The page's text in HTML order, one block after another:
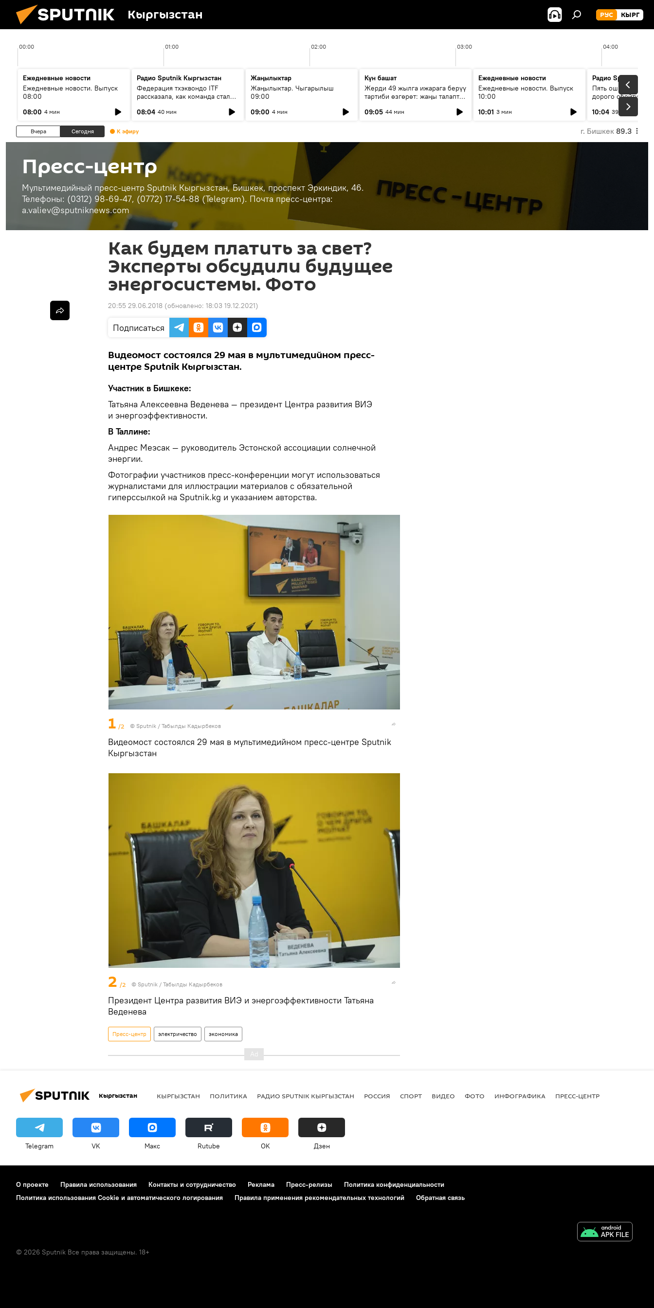
Кыргызстан РУС КЫРГ
00:00 01:00 02:00 03:00 04:00
Ежедневные новости
Ежедневные новости. Выпуск
08:00
08:00 4 мин
Радио Sputnik Кыргызстан
Федерация тхэквондо ITF
рассказала, как команда стала
08:04 40 мин
Жаңылыктар
Жаңылыктар. Чыгарылыш
09:00
09:00 4 мин
Күн башат
Жерди 49 жылга ижарага берүү
тартиби өзгөрөт: жаңы талаптар
09:05 44 мин
Ежедневные новости
Ежедневные новости. Выпуск
10:00
10:01 3 мин
Радио Sputnik
Пять ошибок
дорого обойтись
10:04 39 мин
Вчера Сегодня К эфиру г. Бишкек 89.3
Пресс-центр
Мультимедийный пресс-центр Sputnik Кыргызстан, Бишкек, проспект Эркиндик, 46.
Телефоны: (0312) 98-69-47, (0772) 17-54-88 (Telegram). Почта пресс-центра:
a.valiev@sputniknews.com
Как будем платить за свет?
Эксперты обсудили будущее
энергосистемы. Фото
20:55 29.06.2018 (обновлено: 18:03 19.12.2021)
Подписаться
Видеомост состоялся 29 мая в мультимедийном пресс-
центре Sputnik Кыргызстан.
Участник в Бишкеке:
Татьяна Алексеевна Веденева — президент Центра развития ВИЭ
и энергоэффективности.
В Таллине:
Андрес Меэсак — руководитель Эстонской ассоциации солнечной
энергии.
Фотографии участников пресс-конференции могут использоваться
журналистами для иллюстрации материалов с обязательной
гиперссылкой на Sputnik.kg и указанием авторства.
1 /2 © Sputnik / Табылды Кадырбеков
Видеомост состоялся 29 мая в мультимедийном пресс-центре Sputnik
Кыргызстан
2 /2 © Sputnik / Табылды Кадырбеков
Президент Центра развития ВИЭ и энергоэффективности Татьяна
Веденева
Пресс-центр электричество экономика
Кыргызстан КЫРГЫЗСТАН ПОЛИТИКА РАДИО SPUTNIK КЫРГЫЗСТАН РОССИЯ СПОРТ ВИДЕО ФОТО ИНФОГРАФИКА ПРЕСС-ЦЕНТР
Telegram VK Макс Rutube OK Дзен
О проекте Правила использования Контакты и сотрудничество Реклама Пресс-релизы
Политика конфиденциальности
Политика использования Cookie и автоматического логирования
Правила применения рекомендательных технологий Обратная связь
© 2026 Sputnik Все права защищены. 18+